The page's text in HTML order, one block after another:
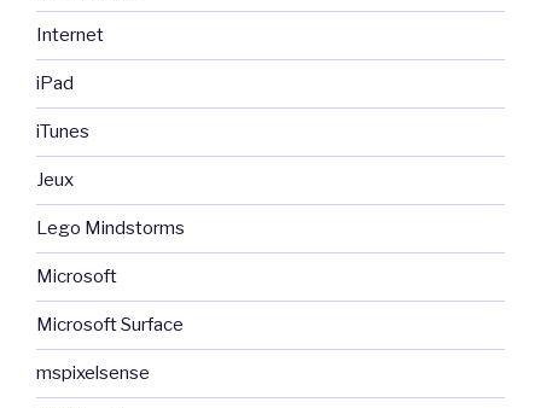
Internet
iPad
iTunes
Jeux
Lego Mindstorms
Microsoft
Microsoft Surface
mspixelsense